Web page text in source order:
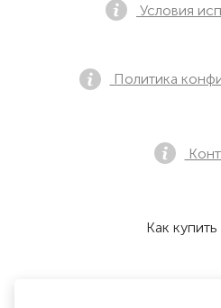
Условия
Политика
Как